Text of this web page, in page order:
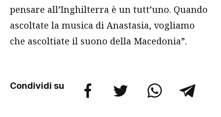
pensare all’Inghilterra è un tutt’uno. Quando
ascoltate la musica di Anastasia, vogliamo
che ascoltiate il suono della Macedonia”.
Condividi su